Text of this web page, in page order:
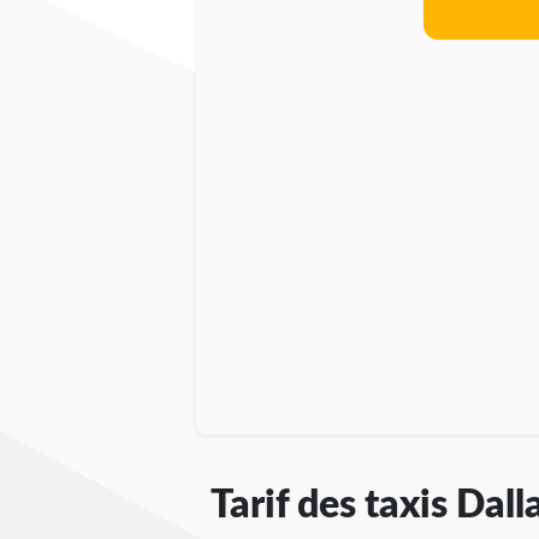
Tarif des taxis